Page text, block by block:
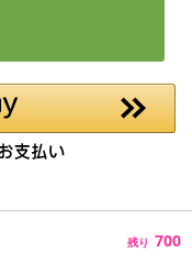
残り 700